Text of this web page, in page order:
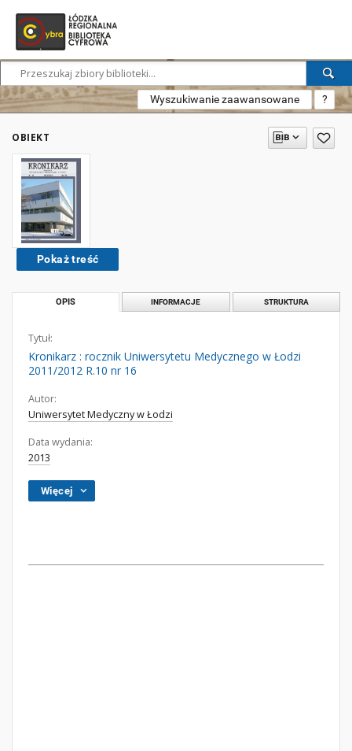
Wyszukiwanie zaawansowane ?
OBIEKT
Pokaż treść
OPIS INFORMACJE STRUKTURA
Tytuł:
Kronikarz : rocznik Uniwersytetu Medycznego w Łodzi
2011/2012 R.10 nr 16
Autor:
Uniwersytet Medyczny w Łodzi
Data wydania:
2013
Więcej